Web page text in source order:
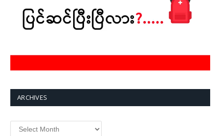
ARCHIVES
Archives